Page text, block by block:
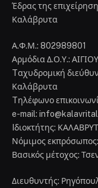
Έδρας της
Καλάβρυτα
Α.Φ.Μ.: 802989801
Αρμόδια Δ.Ο.Υ.: ΑΙΓΙΟΥ
Tαχυδρομική
Καλάβρυτα
Tηλέφωνο
e-mail:
Iδιοκτήτης:
Νόμιμος
Βασικός μέτοχος:
Διευθυντής: